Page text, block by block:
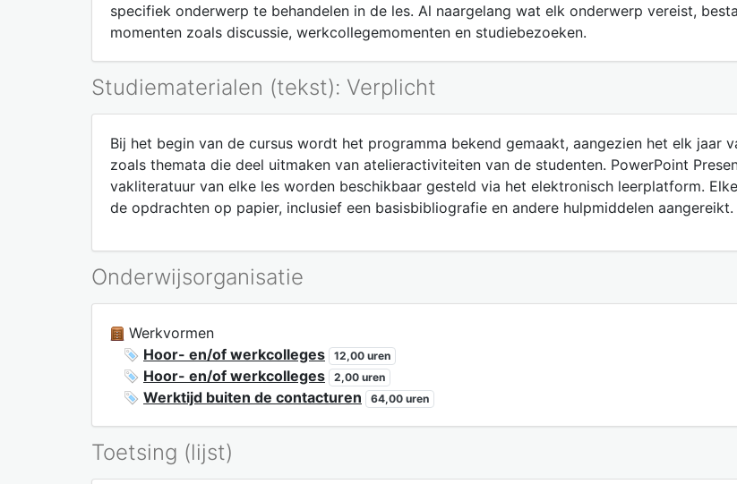
specifiek onderwerp te behandelen in de les. Al naargelang wat elk onderwerp vereist,
momenten zoals discussie, werkcollegemomenten en studiebezoeken.
Studiematerialen (tekst): Verplicht
Bij het begin van de cursus wordt het programma bekend gemaakt, aangezien het elk jaar
zoals themata die deel uitmaken van atelieractiviteiten van de studenten. PowerPoint
vakliteratuur van elke les worden beschikbaar gesteld via het elektronisch leerplatform.
de opdrachten op papier, inclusief een basisbibliografie en andere hulpmiddelen aangereikt.
Onderwijsorganisatie
Werkvormen
Hoor- en/of werkcolleges
12,00 uren
Hoor- en/of werkcolleges 2,00 uren
Werktijd buiten de contacturen 64,00 uren
Toetsing (lijst)